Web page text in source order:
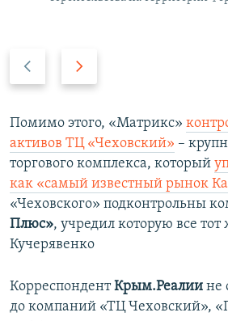
д
ы
д
у
щ
и
й
л
а
д
у
ю
щ
и
й
с
а
й
Помимо этого, «Матрикс»
активов ТЦ «Чеховский» –
торгового комплекса, который
как «самый известный рынок
«Чеховского» подконтрольны
Плюс», учредил которую все
Кучерявенко
КорреспондентКрым.Реалии не
до компаний «ТЦ Чеховский»,